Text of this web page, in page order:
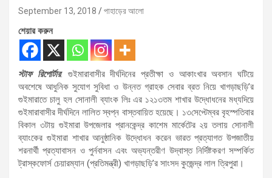
September 13, 2018 পাহাড়ের আলো
শেয়ার করুন
স্টাফ রিপোর্টার: গুইমারাবাসীর দীর্ঘদিনের প্রতীক্ষা ও আকাংখার অবসান ঘটিয়ে
অবশেষে আধুনিক সুযোগ সুবিধা ও উন্নত গ্রাহক সেবার ব্রত নিয়ে খাগড়াছড়ি’র
গুইমারাতে চালু হল সোনালী ব্যাংক লিঃ এর ১২১৩তম শাখার উদ্ধোধনের মধ্যদিয়ে
গুইমারাবাসীর দীর্ঘদিনে লালিত স্বপ্ন বাস্তবায়িত হয়েছে। ১৩সেপ্টেম্বর বৃহস্পতিবার
বিকাল ৩টায় গুইমারা উপজেলার প্রানকেন্দ্র কাশেম মার্কেটের ২য় তলায় সোনালী
ব্যাংকের গুইমারা শাখার আনুষ্ঠানিক উদ্ধোধন করেন ভারত প্রত্যাগত উপজাতীয়
শরনার্থী প্রত্যাবাসন ও পুর্নবাসন এবং অভ্যন্তরীণ উদ্বাস্ত নির্দিষ্টকরণ সম্পর্কিত
ট্রাস্কফোর্স চেয়ারম্যান (প্রতিমন্ত্রী) খাগড়াছড়ি’র সাংসদ কুজেন্দ্র লাল ত্রিপুরা।